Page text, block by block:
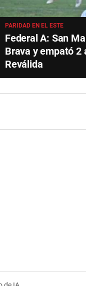
PARIDAD EN EL ESTE
Federal A: San
Brava y empató 2
Reválida